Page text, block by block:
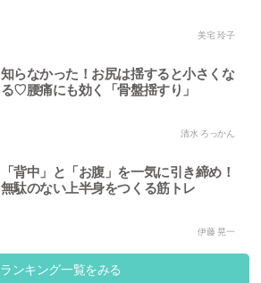
美宅 玲子
知らなかった！お尻は揺すると小さくな
る♡腰痛にも効く「骨盤揺すり」
清水 ろっかん
「背中」と「お腹」を一気に引き締め！
無駄のない上半身をつくる筋トレ
伊藤 晃一
ランキング一覧をみる